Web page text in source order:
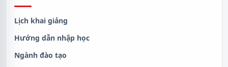
Lịch khai giảng
Hướng dẫn nhập học
Ngành đào tạo